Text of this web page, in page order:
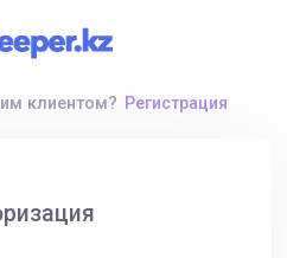
клиентом? Регистрация